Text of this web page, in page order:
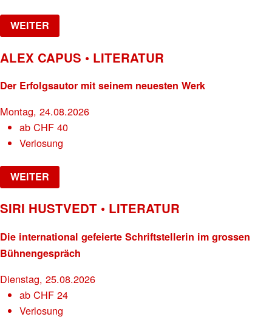
WEITER
ALEX CAPUS • LITERATUR
Der Erfolgsautor mit seinem neuesten Werk
Montag, 24.08.2026
abCHF 40
Verlosung
WEITER
SIRI HUSTVEDT • LITERATUR
Die international gefeierte Schriftstellerin im grossen
Bühnengespräch
Dienstag, 25.08.2026
abCHF 24
Verlosung